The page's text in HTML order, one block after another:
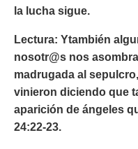
la lucha sigue.
Lectura: Ytambién
nosotr@s nos
madrugada al
vinieron diciendo que
aparición de ángeles
24:22-23.